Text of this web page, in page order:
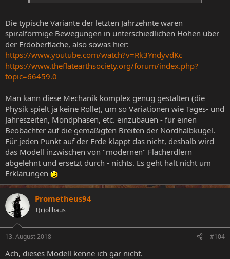
Die typische Variante der letzten Jahrzehnte waren
spiralförmige Bewegungen in unterschiedlichen Höhen über
der Erdoberfläche, also sowas hier:
https://www.youtube.com/watch?v=Rk3YndyvdKc
https://www.theflatearthsociety.org/forum/index.php?
topic=66459.0
Man kann diese Mechanik komplex genug gestalten (die
Physik spielt ja keine Rolle), um so Variationen wie Tages- und
Jahreszeiten, Mondphasen, etc. einzubauen - für einen
Beobachter auf die gemäßigten Breiten der Nordhalbkugel.
Für jeden Punkt auf der Erde klappt das nicht, deshalb wird
das Modell inzwischen von "modernen" Flacherdlern
abgelehnt und ersetzt durch - nichts. Es geht halt nicht um
Erklärungen
Prometheus94
T(r)ollhaus
13. August 2018 #104
Ach, dieses Modell kenne ich gar nicht.